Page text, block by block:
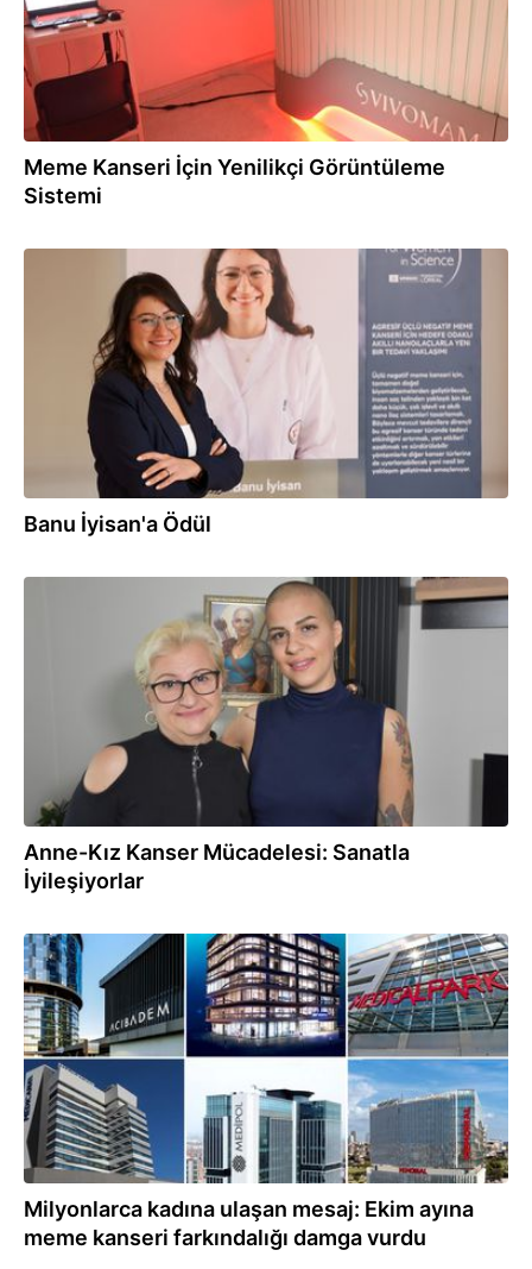
Meme Kanseri İçin Yenilikçi Görüntüleme
Sistemi
15.12.2025
Banu İyisan'a Ödül
Anne-Kız Kanser Mücadelesi: Sanatla
İyileşiyorlar
13.11.2025
Milyonlarca kadına ulaşan mesaj: Ekim ayına
meme kanseri farkındalığı damga vurdu